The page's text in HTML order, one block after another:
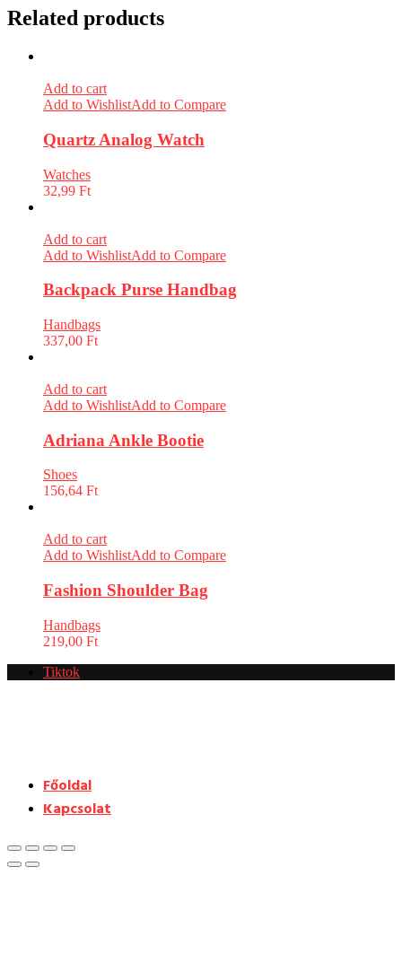
Related products
Add to cart
Add to WishlistAdd to Compare
Quartz Analog Watch
Watches
32,99 Ft
Add to cart
Add to WishlistAdd to Compare
Backpack Purse Handbag
Handbags
337,00 Ft
Add to cart
Add to WishlistAdd to Compare
Adriana Ankle Bootie
Shoes
156,64 Ft
Add to cart
Add to WishlistAdd to Compare
Fashion Shoulder Bag
Handbags
219,00 Ft
Tiktok
Főoldal
Kapcsolat